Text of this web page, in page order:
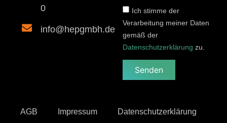
0
info@hepgmbh.de
Ich stimme der
Verarbeitung meiner Daten
gemäß der
Datenschutzerklärung zu.
Senden
AGB Impressum Datenschutzerklärung